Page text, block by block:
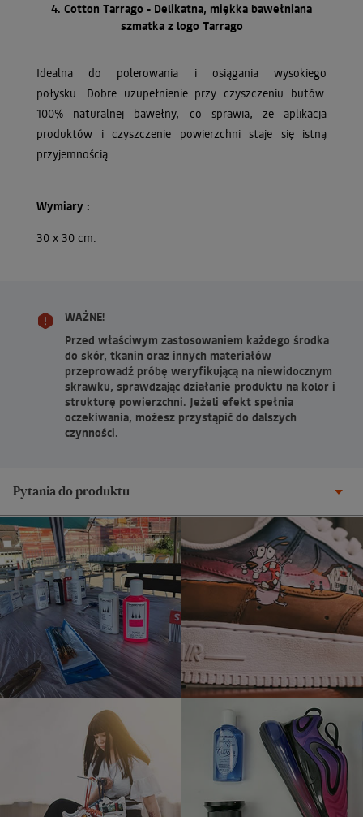
4. Cotton Tarrago - Delikatna, miękka bawełniana
szmatka z logo Tarrago
Idealna do polerowania i osiągania wysokiego
połysku. Dobre uzupełnienie przy czyszczeniu butów.
100% naturalnej bawełny, co sprawia, że aplikacja
produktów i czyszczenie powierzchni staje się istną
przyjemnością.
Wymiary :
30 x 30 cm.
WAŻNE!
Przed właściwym zastosowaniem każdego środka
do skór, tkanin oraz innych materiałów
przeprowadź próbę weryfikującą na niewidocznym
skrawku, sprawdzając działanie produktu na kolor i
strukturę powierzchni. Jeżeli efekt spełnia
oczekiwania, możesz przystąpić do dalszych
czynności.
Pytania do produktu